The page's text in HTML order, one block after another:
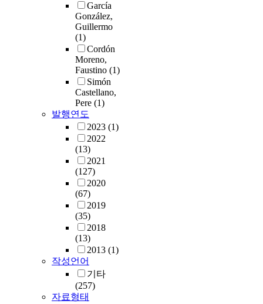
García
González,
Guillermo
(1)
Cordón
Moreno,
Faustino (1)
Simón
Castellano,
Pere (1)
발행연도
2023 (1)
2022
(13)
2021
(127)
2020
(67)
2019
(35)
2018
(13)
2013 (1)
작성언어
기타
(257)
자료형태